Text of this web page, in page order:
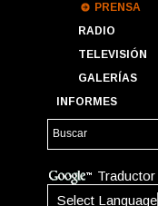
PRENSA
RADIO
TELEVISIÓN
GALERÍAS
INFORMES
Traductor
Select Language